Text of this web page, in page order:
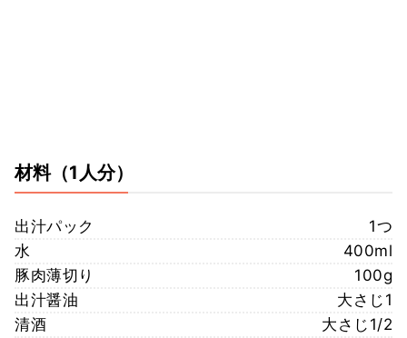
材料（1人分）
出汁パック
1つ
水
400ml
豚肉薄切り
100g
出汁醤油
大さじ1
清酒
大さじ1/2